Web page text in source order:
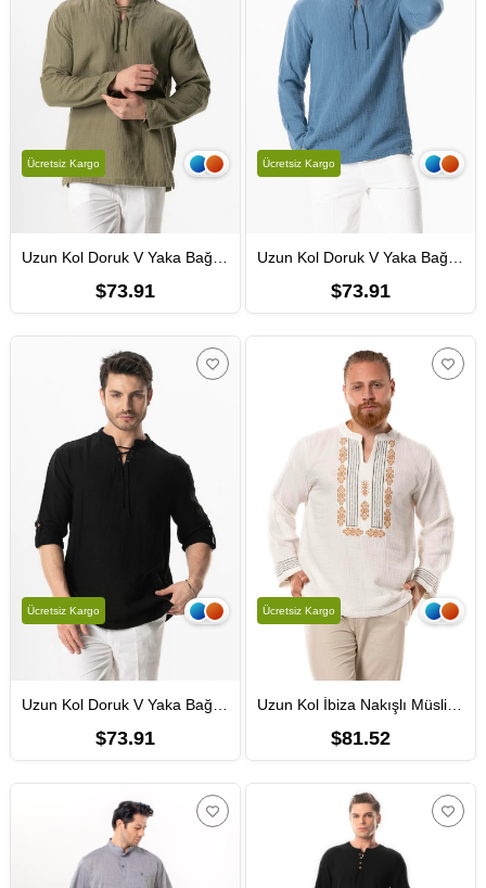
Uzun Kol Doruk V Yaka Bağcıklı Müslin Erkek Yazlık Tshirt Haki Hk
$73.91
Ücretsiz Kargo
Uzun Kol Doruk V Yaka Bağcıklı Müslin Erkek Yazlık Tshirt İndigo indg
$73.91
Ücretsiz Kargo
Uzun Kol Doruk V Yaka Bağcıklı Müslin Erkek Yazlık Tshirt Siyah Syh
$73.91
Ücretsiz Kargo
Uzun Kol İbiza Nakışlı Müslin Erkek Yazlık Tshirt Kırık Beyaz KrkByz
$81.52
Ücretsiz Kargo